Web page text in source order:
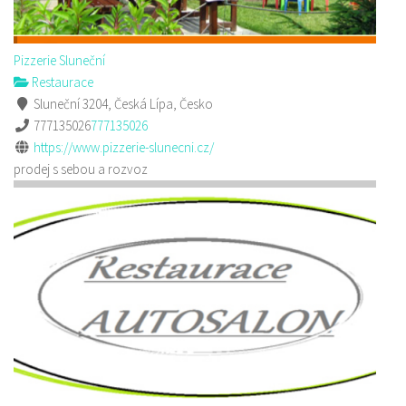
Pizzerie Sluneční
Restaurace
Sluneční 3204, Česká Lípa, Česko
777135026777135026
https://www.pizzerie-slunecni.cz/
prodej s sebou a rozvoz